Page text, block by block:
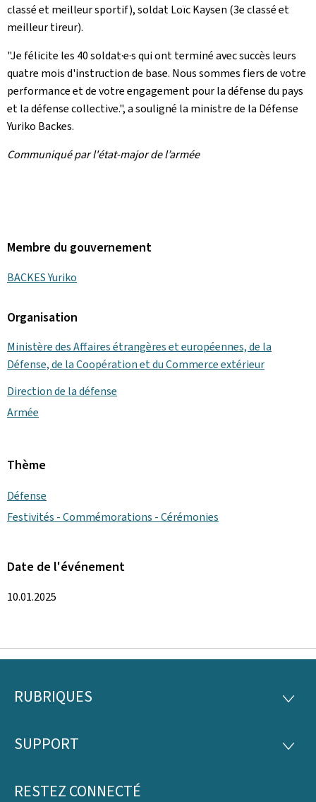
classé et meilleur sportif), soldat Loïc Kaysen (3e classé et
meilleur tireur).
"Je félicite les 40 soldat·e·s qui ont terminé avec succès leurs
quatre mois d'instruction de base. Nous sommes fiers de votre
performance et de votre engagement pour la défense du pays
et la défense collective.", a souligné la ministre de la Défense
Yuriko Backes.
Communiqué par l'état-major de l’armée
Membre du gouvernement
BACKES Yuriko
Organisation
Ministère des Affaires étrangères et européennes, de la
Défense, de la Coopération et du Commerce extérieur
Direction de la défense
Armée
Thème
Défense
Festivités - Commémorations - Cérémonies
Date de l'événement
10.01.2025
Pied
page
RUBRIQUES
SUPPORT
RESTEZ CONNECTÉ